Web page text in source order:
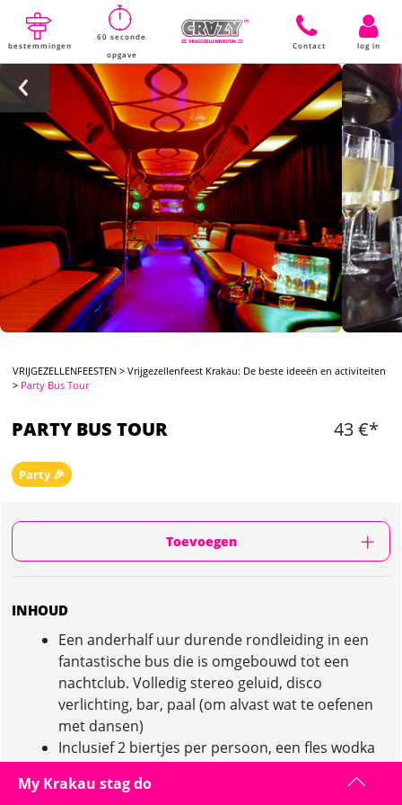
bestemmingen
60 seconde
opgave
Contact log in
VRIJGEZELLENFEESTEN >Vrijgezellenfeest Krakau: De beste ideeën en activiteiten
> Party Bus Tour
PARTY BUS TOUR 43 €*
Party 🎉
Toevoegen
INHOUD
Een anderhalf uur durende rondleiding in een
fantastische bus die is omgebouwd tot een
nachtclub. Volledig stereo geluid, disco
verlichting, bar, paal (om alvast wat te oefenen
met dansen)
Inclusief 2 biertjes per persoon, een fles wodka
Ideaal voor grote groepen - 10 tot 35 personen
My Krakau stag do